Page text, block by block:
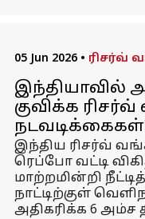
05 Jun 2026 • ரிசர்வ்
இந்தியாவில்
குவிக்க ரிசர்வ்
இந்திய ரிசர்வ்
ரெப்போ வட்டி
மாற்றமின்றி
நாட்டிற்குள்
அதிகரிக்க 6 அம்ச